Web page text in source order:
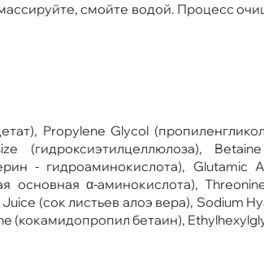
смойте водой. Процесс
Propylene Glycol
(гидроксиэтилцеллюлоза),
- гидроаминокислота), Glutamic
основная α-аминокислота),
(сок листьев алоэ вера), Sodium
бетаин),